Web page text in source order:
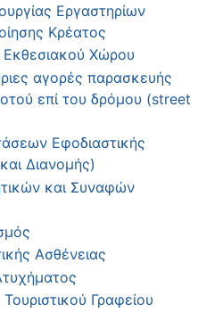
Εργαστηρίων
Κρέατος
Εκθεσιακού Χώρου
αγορές παρασκευής
επί του δρόμου (street
Εφοδιαστικής
Διανομής)
και Συναφών
Ασθένειας
Γραφείου